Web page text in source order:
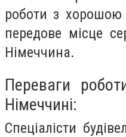
роботи з хорошою
передове місце
Німеччина.
Переваги
Німеччині:
Спеціалісти